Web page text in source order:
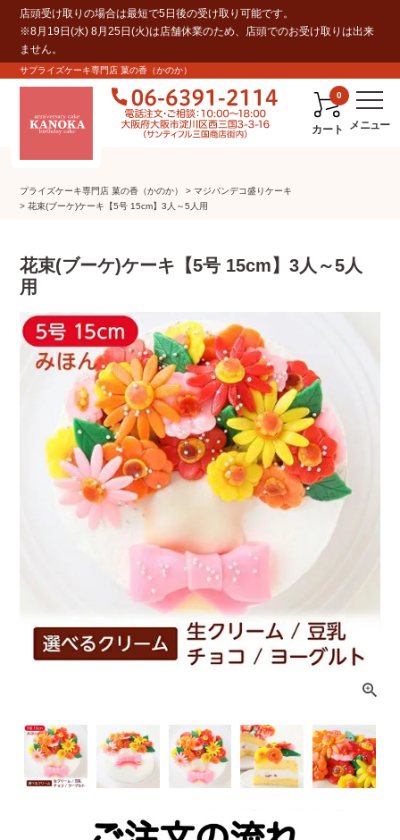
店頭受け取りの場合は最短で5日後の受け取り可能です。
※8月19日(水) 8月25日(火)は店舗休業のため、店頭でのお受け取りは出来
ません。
サプライズケーキ専門店 菓の香（かのか）
0
カート
プライズケーキ専⾨店 菓の⾹（かのか）
マジパンデコ盛りケーキ
花束(ブーケ)ケーキ【5号 15cm】3人～5人用
花束(ブーケ)ケーキ【5号 15cm】3人～5人
用